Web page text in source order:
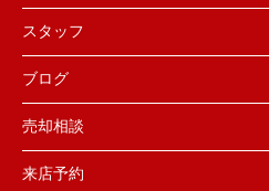
スタッフ
ブログ
売却相談
来店予約